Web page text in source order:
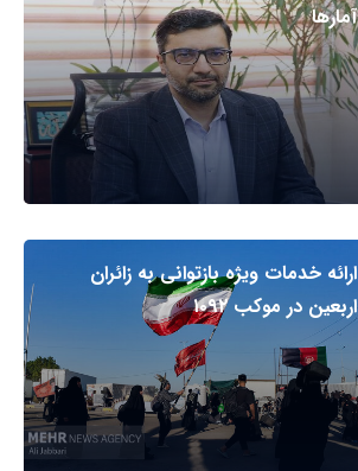
آمارها
ارائه خدمات ویژه بازتوانی به زائران
اربعین در موکب ۱۰۹۲